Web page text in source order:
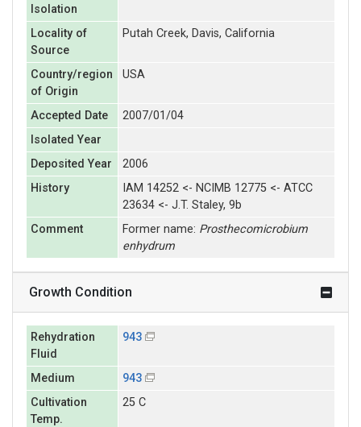
Isolation
Locality of
Source
Putah Creek, Davis, California
Country/region
of Origin
USA
Accepted Date
2007/01/04
Isolated Year
Deposited Year
2006
History
IAM 14252 <- NCIMB 12775 <- ATCC
23634 <- J.T. Staley, 9b
Comment
Former name: Prosthecomicrobium
enhydrum
Growth Condition
Rehydration
Fluid
943
Medium
943
Cultivation
Temp.
25 C